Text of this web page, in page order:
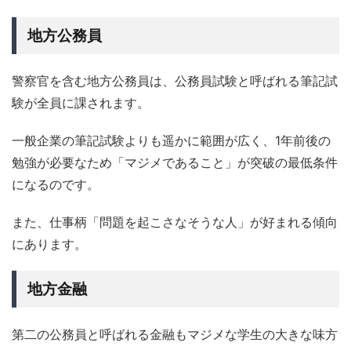
地方公務員
警察官を含む地方公務員は、公務員試験と呼ばれる筆記試
験が全員に課されます。
一般企業の筆記試験よりも遥かに範囲が広く、1年前後の
勉強が必要なため「マジメであること」が突破の最低条件
になるのです。
また、仕事柄「問題を起こさなそうな人」が好まれる傾向
にあります。
地方金融
第二の公務員と呼ばれる金融もマジメな学生の大きな味方